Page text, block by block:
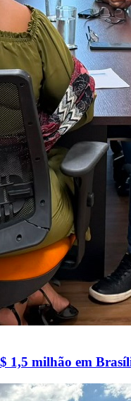
1,5 milhão em